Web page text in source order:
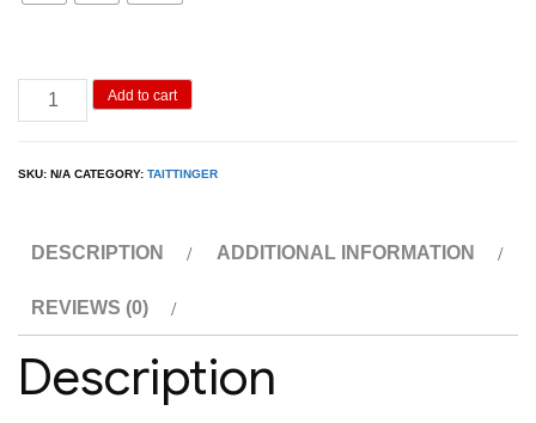
Taittinger
ROSE
Add to cart
SKU: N/A CATEGORY: TAITTINGER
DESCRIPTION ADDITIONAL INFORMATION
REVIEWS (0)
Description